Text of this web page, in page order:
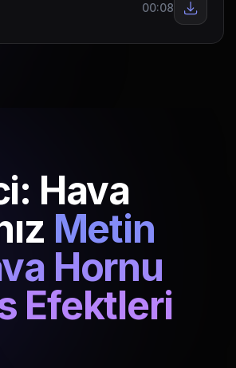
00:08
Hava
Metin
Hornu
Efektleri